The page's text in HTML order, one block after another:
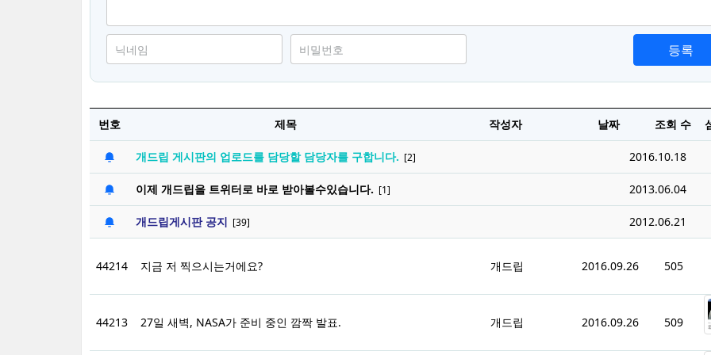
등록
번호 제목 작성자 날짜 조회 수
개드립 게시판의 업로드를 담당할 담당자를 구합니다. [2] 2016.10.18
이제 개드립을 트위터로 바로 받아볼수있습니다. [1] 2013.06.04
개드립게시판 공지 [39] 2012.06.21
44214 지금 저 찍으시는거에요? 개드립 2016.09.26 505
44213 27일 새벽, NASA가 준비 중인 깜짝 발표. 개드립 2016.09.26 509